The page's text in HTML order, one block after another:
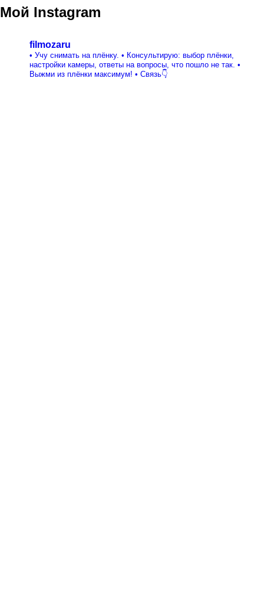
Мой Instagram
filmozaru
• Учу снимать на плёнку. • Консультирую: выбор плёнки,
настройки камеры, ответы на вопросы, что пошло не так. •
Выжми из плёнки максимум! • Связь👇